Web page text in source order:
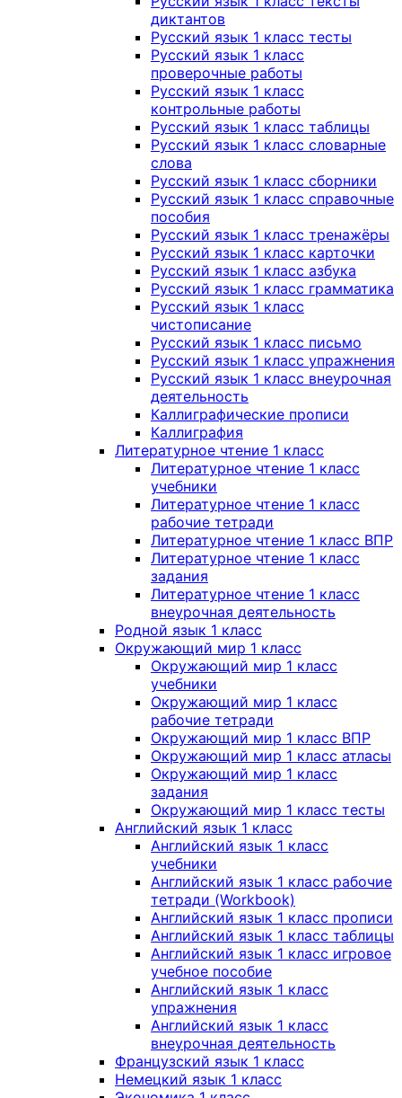
диктантов
Русский язык 1 класс тесты
Русский язык 1 класс
проверочные работы
Русский язык 1 класс
контрольные работы
Русский язык 1 класс таблицы
Русский язык 1 класс словарные
слова
Русский язык 1 класс сборники
Русский язык 1 класс справочные
пособия
Русский язык 1 класс тренажёры
Русский язык 1 класс карточки
Русский язык 1 класс азбука
Русский язык 1 класс грамматика
Русский язык 1 класс
чистописание
Русский язык 1 класс письмо
Русский язык 1 класс упражнения
Русский язык 1 класс внеурочная
деятельность
Каллиграфические прописи
Каллиграфия
Литературное чтение 1 класс
Литературное чтение 1 класс
учебники
Литературное чтение 1 класс
рабочие тетради
Литературное чтение 1 класс ВПР
Литературное чтение 1 класс
задания
Литературное чтение 1 класс
внеурочная деятельность
Родной язык 1 класс
Окружающий мир 1 класс
Окружающий мир 1 класс
учебники
Окружающий мир 1 класс
рабочие тетради
Окружающий мир 1 класс ВПР
Окружающий мир 1 класс атласы
Окружающий мир 1 класс
задания
Окружающий мир 1 класс тесты
Английский язык 1 класс
Английский язык 1 класс
учебники
Английский язык 1 класс рабочие
тетради (Workbook)
Английский язык 1 класс прописи
Английский язык 1 класс таблицы
Английский язык 1 класс игровое
учебное пособие
Английский язык 1 класс
упражнения
Английский язык 1 класс
внеурочная деятельность
Французский язык 1 класс
Немецкий язык 1 класс